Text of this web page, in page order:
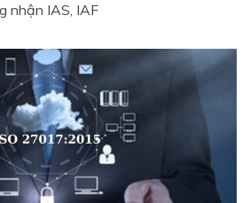
nhận IAS, IAF